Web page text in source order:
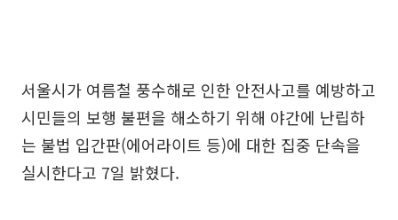
서울시가 여름철 풍수해로 인한 안전사고를 예방하고
시민들의 보행 불편을 해소하기 위해 야간에 난립하
는 불법 입간판(에어라이트 등)에 대한 집중 단속을
실시한다고 7일 밝혔다.